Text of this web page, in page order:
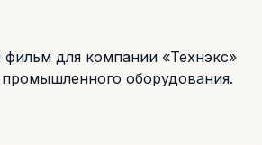
для компании «Технэкс»
оборудования.